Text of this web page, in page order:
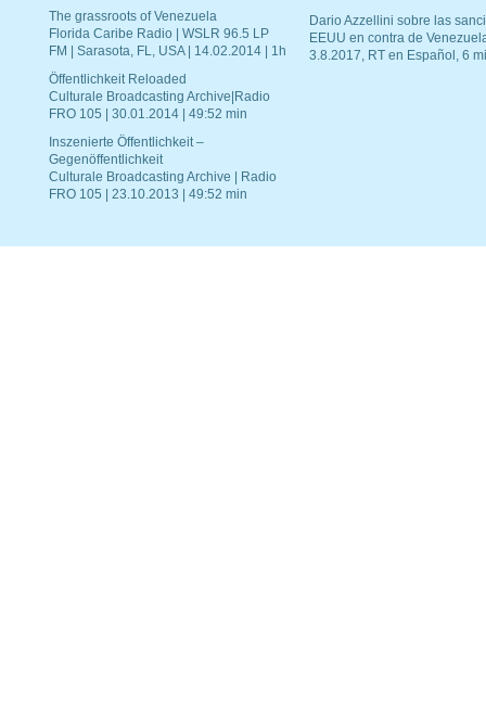
The grassroots of Venezuela
Florida Caribe Radio | WSLR 96.5 LP
FM | Sarasota, FL, USA | 14.02.2014 | 1h
Öffentlichkeit Reloaded
Culturale Broadcasting Archive|Radio
FRO 105 | 30.01.2014 | 49:52 min
Inszenierte Öffentlichkeit –
Gegenöffentlichkeit
Culturale Broadcasting Archive | Radio
FRO 105 | 23.10.2013 | 49:52 min
Dario Azzellini sobre las
EEUU en contra de
3.8.2017, RT en Español, 6